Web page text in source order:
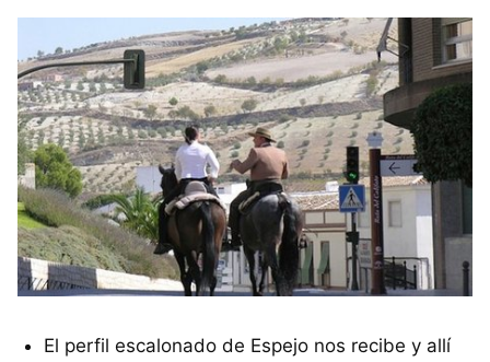
El perfil escalonado de Espejo nos recibe y allí